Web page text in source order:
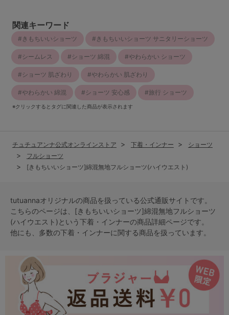
関連キーワード
きもちいいショーツ きもちいいショーツ サニタリーショーツ
シームレス ショーツ 綿混 やわらかい ショーツ
ショーツ 肌ざわり やわらかい 肌ざわり
やわらかい 綿混 ショーツ 安心感 旅行 ショーツ
※クリックするとタグに関連した商品が表示されます
チュチュアンナ公式オンラインストア 下着・インナー
ショーツ
フルショーツ
[きもちいいショーツ]綿混無地フルショーツ(ハイウエスト)
tutuannaオリジナルの商品を扱っている公式通販サイトです。
こちらのページは、[きもちいいショーツ]綿混無地フルショーツ
(ハイウエスト)という下着・インナーの商品詳細ページです。
他にも、多数の下着・インナーに関する商品を扱っています。